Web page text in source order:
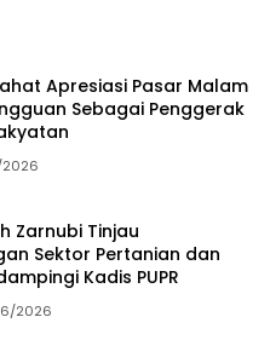
Apresiasi Pasar Malam
Sebagai Penggerak
2026
Zarnubi Tinjau
Sektor Pertanian dan
Kadis PUPR
2026